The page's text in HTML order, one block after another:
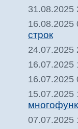
31.08.2025
16.08.2025
строк
24.07.2025
16.07.2025
16.07.2025
15.07.2025
07.07.2025